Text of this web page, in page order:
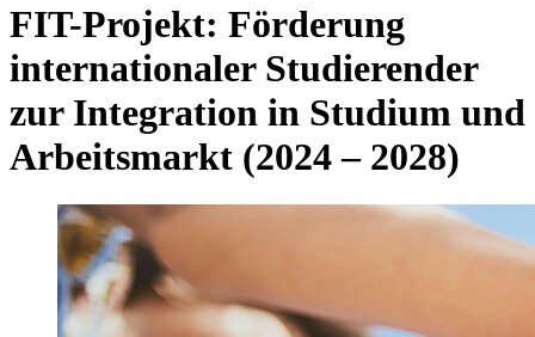
FIT-Projekt: Förderung
internationaler Studierender
zur Integration in Studium und
Arbeitsmarkt (2024 – 2028)